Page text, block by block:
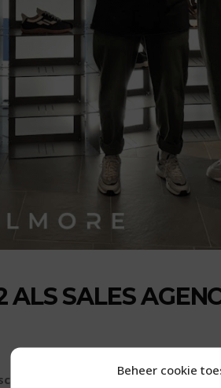
Beheer cookie
ALS SALES
PDR2 aangesteld als exclusieve